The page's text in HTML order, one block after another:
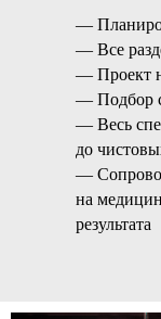
—
— Все
— Проект
— Подбор
— Весь
до
—
на
результата